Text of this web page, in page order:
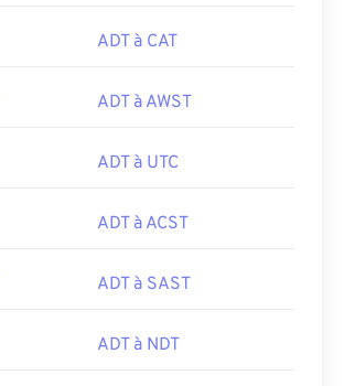
ADT à CAT
ADT à AWST
ADT à UTC
ADT à ACST
ADT à SAST
ADT à NDT